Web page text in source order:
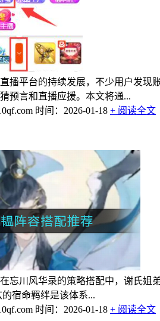
播平台的持续发展，不少用户发
预言和直播应援。本文将通...
时间：2026-01-18 + 阅读全文
忘川风华录的策略搭配中，谢氏姐
宿命羁绊是该体系...
时间：2026-01-18 + 阅读全文